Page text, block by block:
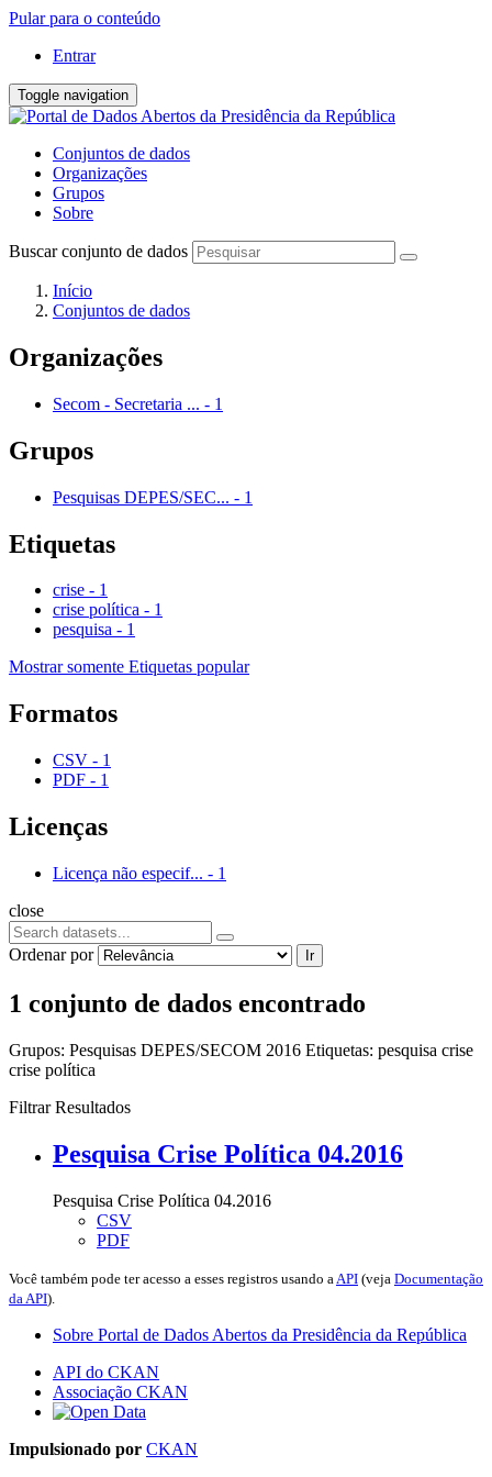
Pular para o conteúdo
Entrar
Toggle navigation
Conjuntos de dados
Organizações
Grupos
Sobre
Buscar conjunto de dados
Início
Conjuntos de dados
Organizações
Secom - Secretaria ... - 1
Grupos
Pesquisas DEPES/SEC... - 1
Etiquetas
crise - 1
crise política - 1
pesquisa - 1
Mostrar somente Etiquetas popular
Formatos
CSV - 1
PDF - 1
Licenças
Licença não especif... - 1
close
Ordenar por Ir
1 conjunto de dados encontrado
Grupos: Pesquisas DEPES/SECOM 2016 Etiquetas: pesquisa crise
crise política
Filtrar Resultados
Pesquisa Crise Política 04.2016
Pesquisa Crise Política 04.2016
CSV
PDF
Você também pode ter acesso a esses registros usando a API (veja Documentação
da API).
Sobre Portal de Dados Abertos da Presidência da República
API do CKAN
Associação CKAN
Impulsionado por CKAN